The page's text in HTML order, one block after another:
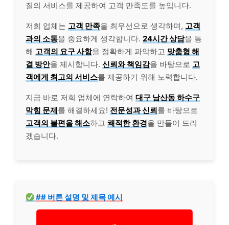
질의 서비스를 제공하여 고객 만족도를 높입니다.
저희 업체는 고객 만족을 최우선으로 생각하며, 고객
과의 소통을 중요하게 생각합니다. 24시간 상담을 통
해 고객의 요구 사항을 정확하게 파악하고 맞춤형 해
결 방안을 제시합니다. 신뢰와 책임감을 바탕으로 고
객에게 최고의 서비스를 제공하기 위해 노력합니다.
지금 바로 저희 업체에 연락하여 대구 남산동 하수구
막힘 문제를 해결하세요! 전문성과 신뢰를 바탕으로
고객의 불편을 해소하고 쾌적한 환경을 만들어 드리
겠습니다.
## 버튼 설명 및 제목 예시